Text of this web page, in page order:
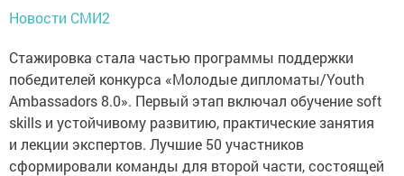
Новости СМИ2
Стажировка стала частью программы поддержки
победителей конкурса «Молодые дипломаты/Youth
Ambassadors 8.0». Первый этап включал обучение soft
skills и устойчивому развитию, практические занятия
и лекции экспертов. Лучшие 50 участников
сформировали команды для второй части, состоящей